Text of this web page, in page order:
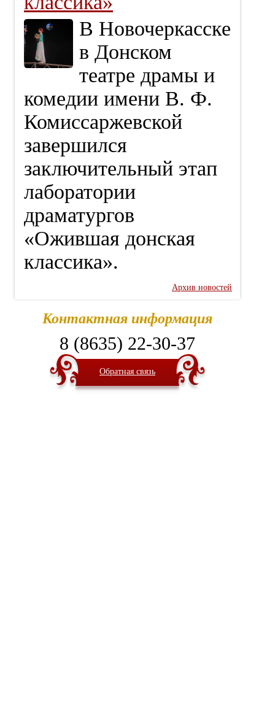
В Новочеркасске
в Донском
театре драмы и
комедии имени В. Ф.
Комиссаржевской
завершился
заключительный этап
лаборатории
драматургов
«Ожившая донская
классика».
Архив новостей
Контактная информация
8 (8635) 22-30-37
Обратная связь